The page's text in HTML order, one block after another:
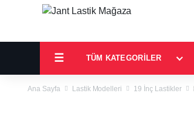
TÜM KATEGORILER
Ana Sayfa Lastik Modelleri 19 İnç Lastikler